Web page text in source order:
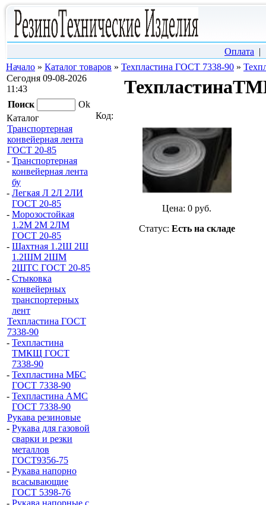
Оплата
Начало » Каталог товаров » Техпластина ГОСТ 7338-90 »
Сегодня 09-08-2026
11:43
Поиск
Ok
Каталог
Транспортерная
конвейерная лента
ГОСТ 20-85
- Транспортерная
конвейерная лента
бу
- Легкая Л 2Л 2ЛИ
ГОСТ 20-85
- Морозостойкая
1.2М 2М 2ЛМ
ГОСТ 20-85
- Шахтная 1.2Ш 2Ш
1.2ШМ 2ШМ
2ШТС ГОСТ 20-85
- Стыковка
конвейерных
транспортерных
лент
Техпластина ГОСТ
7338-90
- Техпластина
ТМКЩ ГОСТ
7338-90
- Техпластина МБС
ГОСТ 7338-90
- Техпластина АМС
ГОСТ 7338-90
Рукава резиновые
- Рукава для газовой
сварки и резки
металлов
ГОСТ9356-75
- Рукава напорно
всасывающие
ГОСТ 5398-76
- Рукава напорные с
Код:
Цена: 0 руб.
Статус: Есть на складе